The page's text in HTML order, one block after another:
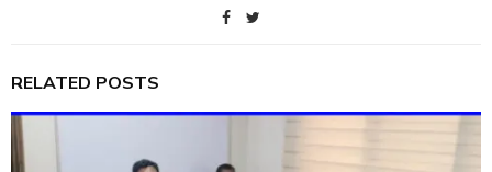
RELATED POSTS